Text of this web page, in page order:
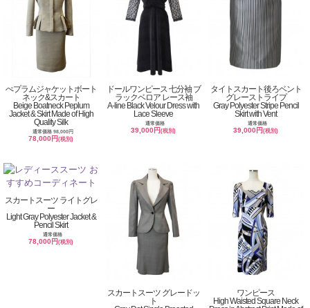
ぺプラムジャケットボート
ネック&スカート
Beige Boatneck Peplum
Jacket & Skirt Made of High
Quality Silk
通常価格 98,000円
78,000円(税別)
ドールワンピース 七分袖 ブ
ラックベロア レース袖
A-line Black Velour Dress with
Lace Sleeve
通常価格
39,000円(税別)
タイトスカート後ろベント
グレーストライプ
Gray Polyester Stripe Pencil
Skirt with Vent
通常価格
39,000円(税別)
スカートスーツ ライトグレ
ー
Light Gray Polyester Jacket &
Pencil Skirt
通常価格
78,000円(税別)
スカートスーツ グレードッ
ト
ワンピース
High Waisted Square Neck